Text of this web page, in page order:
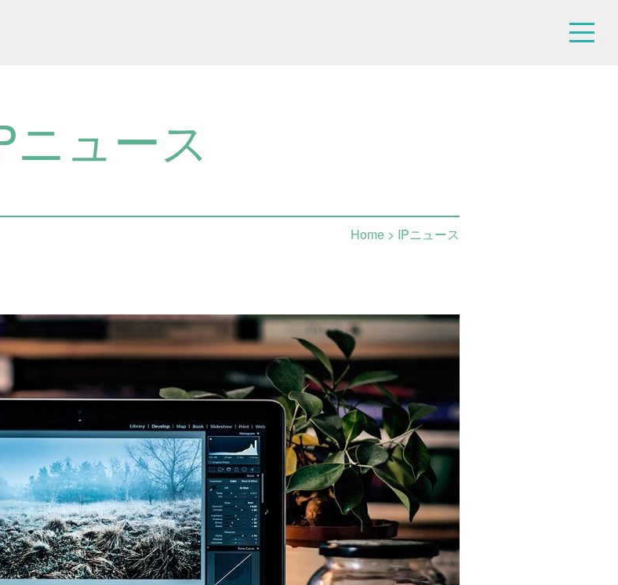
ニュース
Home > IPニュース